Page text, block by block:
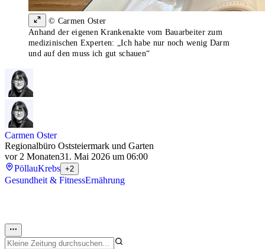
© Carmen Oster
Anhand der eigenen Krankenakte vom Bauarbeiter zum
medizinischen Experten: „Ich habe nur noch wenig Darm
und auf den muss ich gut schauen“
Carmen Oster
Regionalbüro Oststeiermark und Garten
vor 2 Monaten31. Mai 2026 um 06:00
PöllauKrebs +2
Gesundheit & FitnessErnährung